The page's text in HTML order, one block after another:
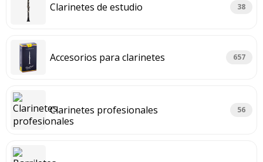
Clarinetes de estudio 38
Accesorios para clarinetes 657
Clarinetes profesionales 56